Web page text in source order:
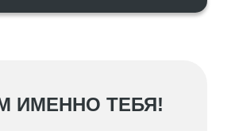
ИМЕННО ТЕБЯ!